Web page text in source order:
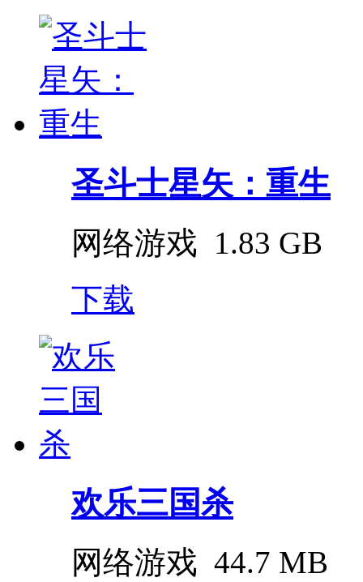
圣斗士星矢：重生
网络游戏 1.83 GB
下载
欢乐三国杀
网络游戏 44.7 MB